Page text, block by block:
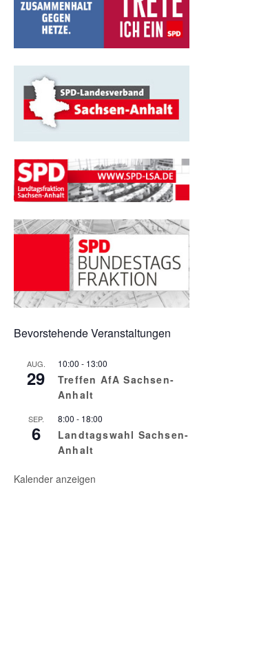
Bevorstehende Veranstaltungen
AUG.
29
10:00 - 13:00
Treffen AfA Sachsen-
Anhalt
SEP.
6
8:00 - 18:00
Landtagswahl Sachsen-
Anhalt
Kalender anzeigen